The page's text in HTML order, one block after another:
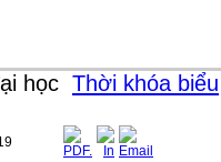
học Thời khóa biểu